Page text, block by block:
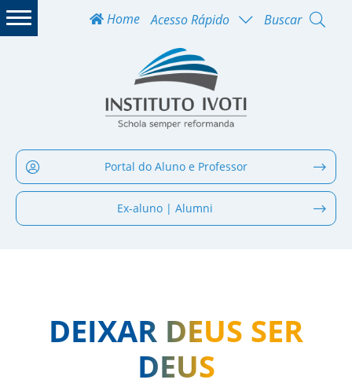
Home Acesso Rápido Buscar
Portal do Aluno e Professor
Ex-aluno | Alumni
DEIXAR DEUS SER
DEUS